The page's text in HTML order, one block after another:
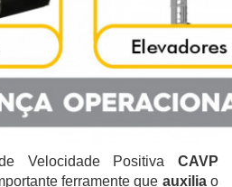
Velocidade Positiva CAVP
ferramente que auxiliao